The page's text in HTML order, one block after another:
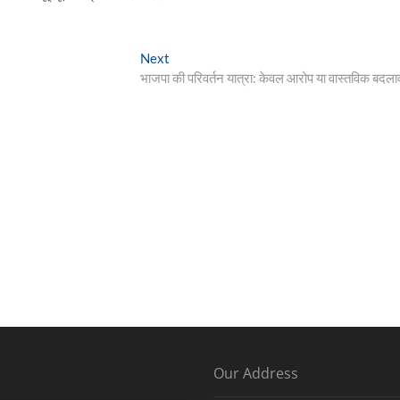
Next
post:
भाजपा की परिवर्तन यात्रा: केवल आरोप या वास्तविक
Our Address